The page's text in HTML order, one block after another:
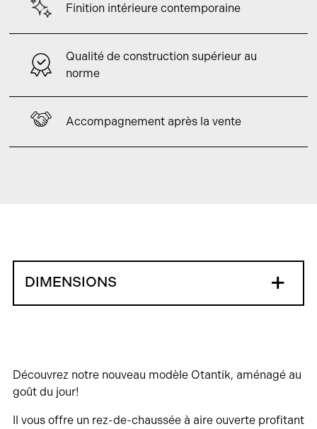
Finition intérieure contemporaine
Qualité de construction supérieur au
norme
Accompagnement après la vente
DIMENSIONS
Découvrez notre nouveau modèle Otantik, aménagé au
goût du jour!
Il vous offre un rez-de-chaussée à aire ouverte profitant